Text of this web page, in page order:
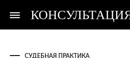
Консультация
Консультация
СУДЕБНАЯ ПРАКТИКА